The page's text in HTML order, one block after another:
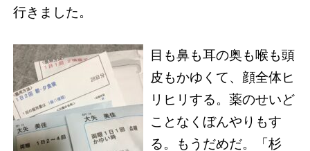
行きました。
目も鼻も耳の奥も喉も頭
皮もかゆくて、顔全体ヒ
リヒリする。薬のせいど
ことなくぼんやりもす
る。もうだめだ。「杉